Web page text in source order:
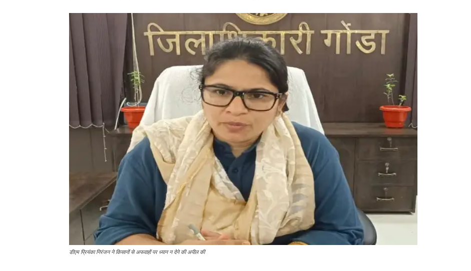
डीएम प्रियंका निरंजन ने किसानों से अफवाहों पर ध्यान न देने की अपील की